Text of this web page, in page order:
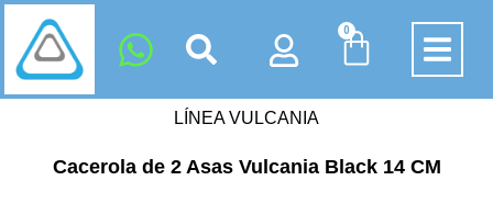
0
LÍNEA VULCANIA
Cacerola de 2 Asas Vulcania Black 14 CM